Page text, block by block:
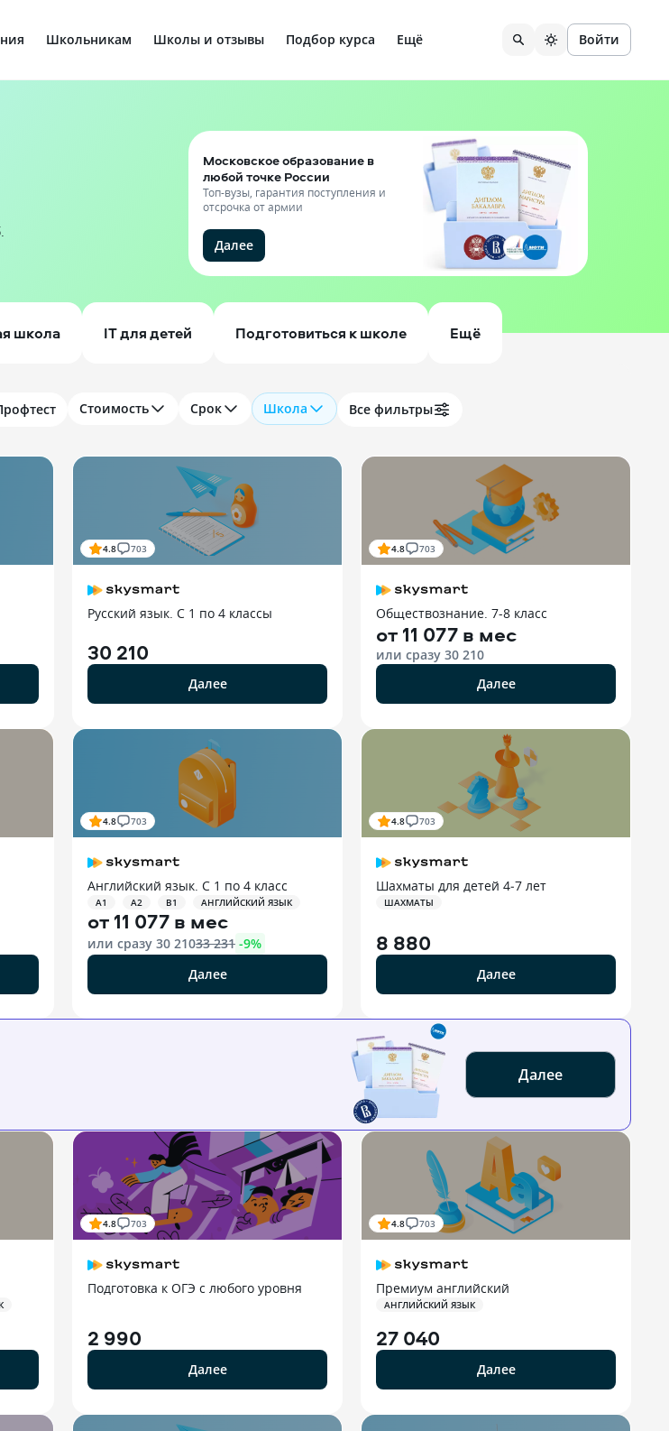
Школьникам Школы и отзывы Подбор курса Ещё Войти
Московское образование в
любой точке России
Топ-вузы, гарантия поступления и
отсрочка от армии
Далее
школа IT для детей Подготовиться к школе Ещё
Стоимость Срок Школа Все фильтры
4.8 703
Русский язык. С 1 по 4 классы
30 210
Далее
4.8 703
Обществознание. 7-8 класс
от 11 077 в мес
или сразу 30 210
Далее
4.8 703
Английский язык. С 1 по 4 класс
A1 A2 B1 АНГЛИЙСКИЙ ЯЗЫК
от 11 077 в мес
или сразу 30 21033 231 -9%
Далее
4.8 703
Шахматы для детей 4‑7 лет
ШАХМАТЫ
8 880
Далее
Далее
4.8 703
Подготовка к ОГЭ с любого уровня
2 990
Далее
4.8 703
Премиум английский
АНГЛИЙСКИЙ ЯЗЫК
27 040
Далее